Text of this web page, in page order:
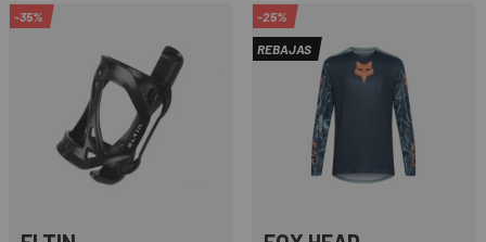
-35% -25%
REBAJAS